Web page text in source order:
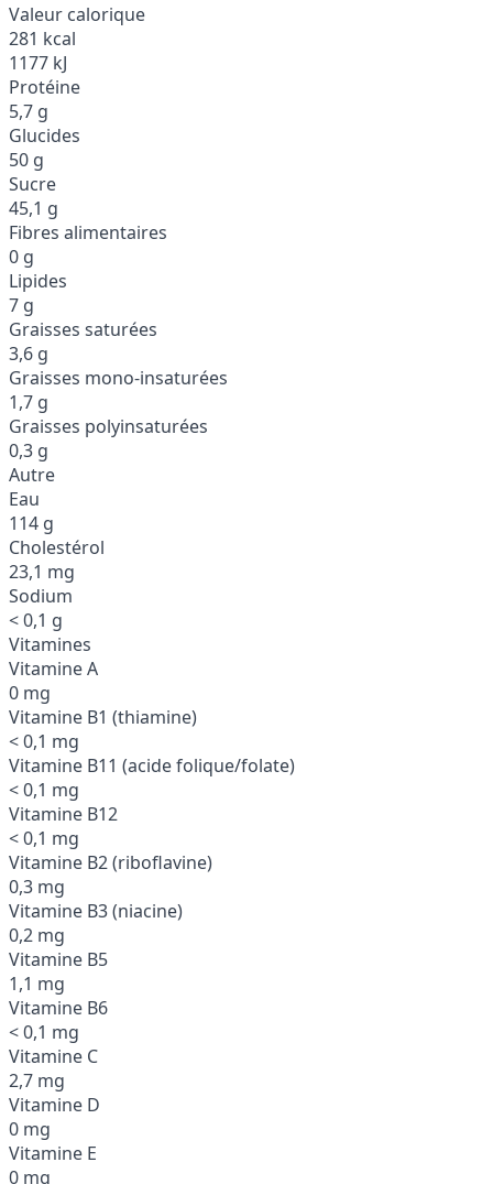
Valeur calorique
281 kcal
1177 kJ
Protéine
5,7 g
Glucides
50 g
Sucre
45,1 g
Fibres alimentaires
0 g
Lipides
7 g
Graisses saturées
3,6 g
Graisses mono-insaturées
1,7 g
Graisses polyinsaturées
0,3 g
Autre
Eau
114 g
Cholestérol
23,1 mg
Sodium
< 0,1 g
Vitamines
Vitamine A
0 mg
Vitamine B1 (thiamine)
< 0,1 mg
Vitamine B11 (acide folique/folate)
< 0,1 mg
Vitamine B12
< 0,1 mg
Vitamine B2 (riboflavine)
0,3 mg
Vitamine B3 (niacine)
0,2 mg
Vitamine B5
1,1 mg
Vitamine B6
< 0,1 mg
Vitamine C
2,7 mg
Vitamine D
0 mg
Vitamine E
0 mg